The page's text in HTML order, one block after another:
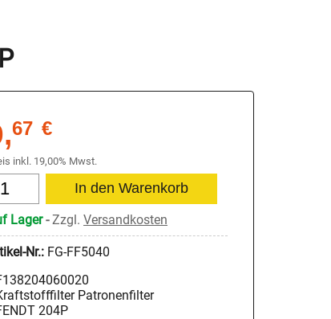
67 €
inkl. 19,00% Mwst.
Lager-Zzgl. Versandkosten
Nr.: FG-FF5040
Patronenfilter
204P